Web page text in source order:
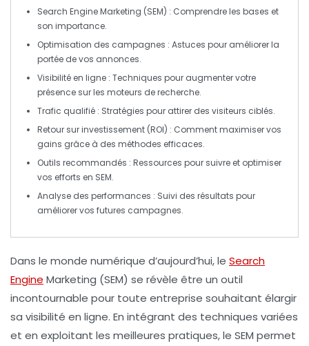
Search Engine Marketing (SEM) : Comprendre les bases et
son importance.
Optimisation des campagnes : Astuces pour améliorer la
portée de vos annonces.
Visibilité en ligne : Techniques pour augmenter votre
présence sur les moteurs de recherche.
Trafic qualifié : Stratégies pour attirer des visiteurs ciblés.
Retour sur investissement (ROI) : Comment maximiser vos
gains grâce à des méthodes efficaces.
Outils recommandés : Ressources pour suivre et optimiser
vos efforts en SEM.
Analyse des performances : Suivi des résultats pour
améliorer vos futures campagnes.
Dans le monde numérique d’aujourd’hui, le Search
Engine Marketing (SEM) se révèle être un outil
incontournable pour toute entreprise souhaitant élargir
sa visibilité en ligne. En intégrant des techniques variées
et en exploitant les meilleures pratiques, le SEM permet